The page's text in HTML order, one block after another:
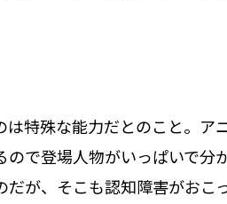
特殊な能力だとのこと。ア
で登場人物がいっぱいで分
が、そこも認知障害がおこ